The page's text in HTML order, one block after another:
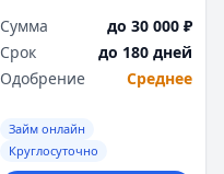
Сумма
до 30 000 ₽
Срок
до 180 дней
Одобрение
Среднее
Займ онлайн
Круглосуточно